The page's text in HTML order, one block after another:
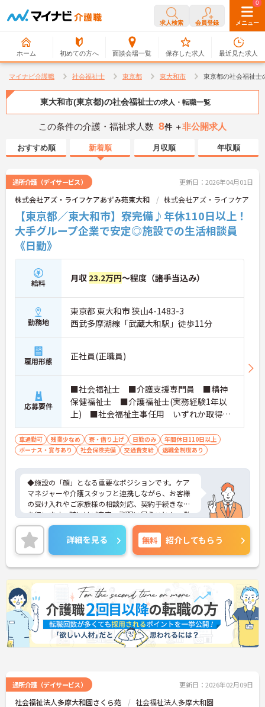
求人検索 会員登録 メニュー
ホーム 初めての方へ 面談会場一覧
0
保存した求人
0
最近見た求人
マイナビ介護職 社会福祉士 東京都 東大和市 東京都の社会福祉士
東大和市(東京都)の社会福祉士の求人・転職一覧
この条件の介護・福祉求人数 8件 ＋非公開求人
おすすめ順 新着順 月収順 年収順
通所介護（デイサービス） 更新日：2026年04月01日
株式会社アズ・ライフケアあずみ苑東大和 株式会社アズ・ライフケア
【東京都／東大和市】寮完備♪年休110日以上！
大手グループ企業で安定◎施設での生活相談員
《日勤》
給料 月収 23.2万円～程度（諸手当込み）
勤務地
東京都 東大和市 狭山4-1483-3
西武多摩湖線「武蔵大和駅」徒歩11分
雇用形態 正社員(正職員)
応募要件
■社会福祉士 ■介護支援専門員 ■精神
保健福祉士 ■介護福祉士(実務経験1年以
上) ■社会福祉主事任用 いずれか取得さ
れている方 ■普通自動車免許をお持ちの
方 ※厚生労働大臣が定める科目を3科目以上
履修していることが成績証明書の提示にて
車通勤可 残業少なめ 寮・借り上げ 日勤のみ
年間休日110日以上
ボーナス・賞与あり
社会保険完備 交通費支給 退職金制度あり
◆施設の「顔」となる重要なポジションです。ケア
マネジャーや介護スタッフと連携しながら、お客様
の受け入れやご家族様の相談対応、契約手続きなど
を行います。時にはご自宅へ説明に伺うことも。業
務の幅は広いですが、その分、お客様の「困った」
に寄り添い、解決できた時の喜びはひとしおです。
親身な対応ができるあなたを、スタッフみんなが待
っています。
◆年間休日は112日＋計画年休5日で117日あり、シ
フト制ですが希望休も考慮してもらえるので予定が
立てやすいのが嬉しいポイントです。有給休暇は1時
間単位で取得できるので、「ちょっと用事を済ませ
たい」という時にも便利。オンとオフを上手に切り
替えて、自分らしい働き方が実現できます。
◆タブレット端末を活用した介護記録システムを導
入♪スタッフ同士の情報共有もスムーズになり、
詳細を見る 無料 紹介してもらう
通所介護（デイサービス） 更新日：2026年02月09日
社会福祉法人多摩大和園さくら苑 社会福祉法人多摩大和園